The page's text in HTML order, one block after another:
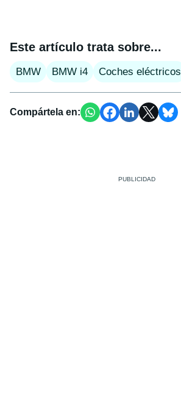
Este artículo trata sobre...
BMW BMW i4 Coches eléctricos
Compártela en: